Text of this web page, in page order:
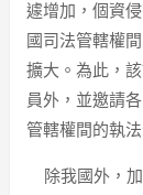
遽增加，個資
國司法管轄權
擴大。為此，
員外，並邀請
管轄權間的執法
除我國外，加